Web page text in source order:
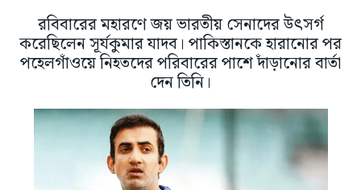
রবিবারের মহারণে জয় ভারতীয় সেনাদের উৎসর্গ
করেছিলেন সূর্যকুমার যাদব। পাকিস্তানকে হারানোর পর
পহেলগাঁওয়ে নিহতদের পরিবারের পাশে দাঁড়ানোর বার্তা
দেন তিনি।